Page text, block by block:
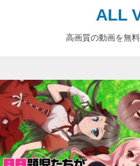
ALL
高画質の動画を無